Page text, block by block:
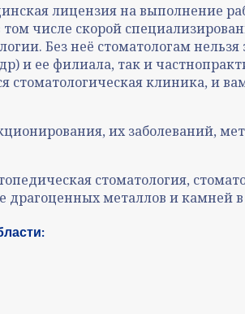
лицензия на выполнение
числе скорой
Без неё стоматологам нельзя
и ее филиала, так и
клиника, и
их заболеваний,
стоматология,
драгоценных металлов и камней